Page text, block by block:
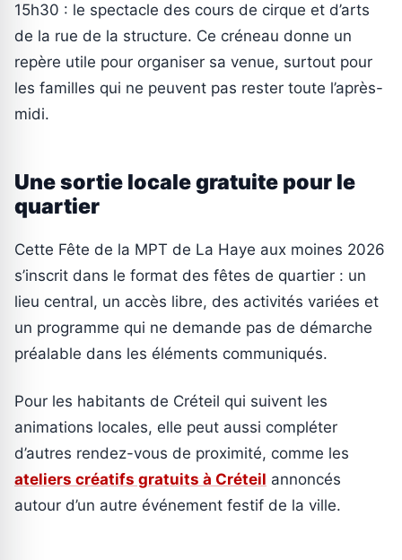
15h30 : le spectacle des cours de cirque et d’arts
de la rue de la structure. Ce créneau donne un
repère utile pour organiser sa venue, surtout pour
les familles qui ne peuvent pas rester toute l’après-
midi.
Une sortie locale gratuite pour le
quartier
Cette Fête de la MPT de La Haye aux moines 2026
s’inscrit dans le format des fêtes de quartier : un
lieu central, un accès libre, des activités variées et
un programme qui ne demande pas de démarche
préalable dans les éléments communiqués.
Pour les habitants de Créteil qui suivent les
animations locales, elle peut aussi compléter
d’autres rendez-vous de proximité, comme les
ateliers créatifs gratuits à Créteil annoncés
autour d’un autre événement festif de la ville.